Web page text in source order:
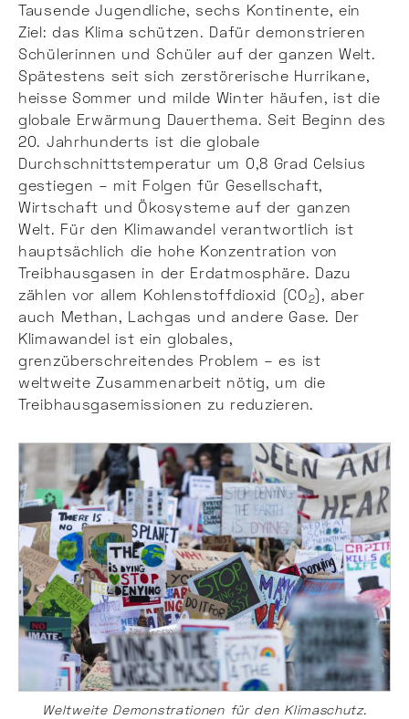
Tausende Jugendliche, sechs Kontinente, ein
Ziel: das Klima schützen. Dafür demonstrieren
Schülerinnen und Schüler auf der ganzen Welt.
Spätestens seit sich zerstörerische Hurrikane,
heisse Sommer und milde Winter häufen, ist die
globale Erwärmung Dauerthema. Seit Beginn des
20. Jahrhunderts ist die globale
Durchschnittstemperatur um 0,8 Grad Celsius
gestiegen – mit Folgen für Gesellschaft,
Wirtschaft und Ökosysteme auf der ganzen
Welt. Für den Klimawandel verantwortlich ist
hauptsächlich die hohe Konzentration von
Treibhausgasen in der Erdatmosphäre. Dazu
zählen vor allem Kohlenstoffdioxid (CO2), aber
auch Methan, Lachgas und andere Gase. Der
Klimawandel ist ein globales,
grenzüberschreitendes Problem – es ist
weltweite Zusammenarbeit nötig, um die
Treibhausgasemissionen zu reduzieren.
Weltweite Demonstrationen für den Klimaschutz.